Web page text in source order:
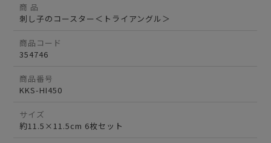
商 品
刺し子のコースター＜トライアングル＞
商品コード
354746
商品番号
KKS-HI450
サイズ
約11.5×11.5cm 6枚セット